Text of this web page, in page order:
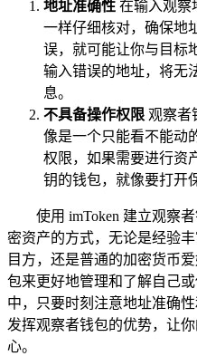
地址准确性 在输入观察
一样仔细核对，确保地
误，就可能让你与目标
输入错误的地址，将无
息。
不具备操作权限 观察者
像是一个只能看不能动
权限，如果需要进行资
钥的钱包，就像要打开
使用 imToken 建立观察
密资产的方式，无论是经验
目方，还是普通的加密货币
包来更好地管理和了解自己
中，只要时刻注意地址准确
发挥观察者钱包的优势，让
心。